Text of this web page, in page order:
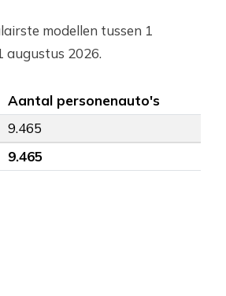
modellen tussen 1
augustus 2026.
Aantal personenauto's
9.465
9.465